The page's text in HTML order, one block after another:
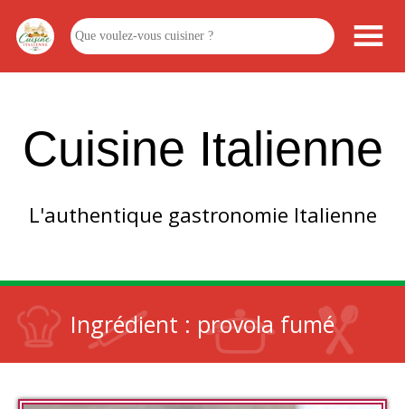
Cuisine Italienne
L'authentique gastronomie Italienne
Ingrédient : provola fumé